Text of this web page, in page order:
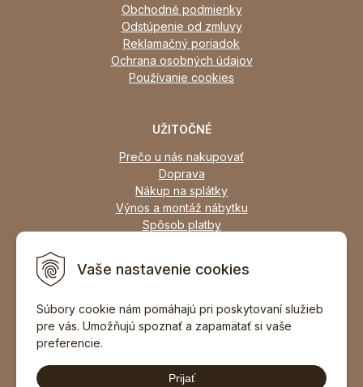
Vaše nastavenie cookies
Súbory cookie nám pomáhajú pri poskytovaní služieb
pre vás. Umožňujú spoznať a zapamätať si vaše
preferencie.
Prijať
Obchodné podmienky
Odstúpenie od zmluvy
Reklamačný poriadok
Ochrana osobných údajov
Používanie cookies
UŽITOČNÉ
Prečo u nás nakupovať
Doprava
Nákup na splátky
Výnos a montáž nábytku
Spôsob platby
Zariadime všetky typy interiérov
DOPORUČIŤ ZNÁMEMU